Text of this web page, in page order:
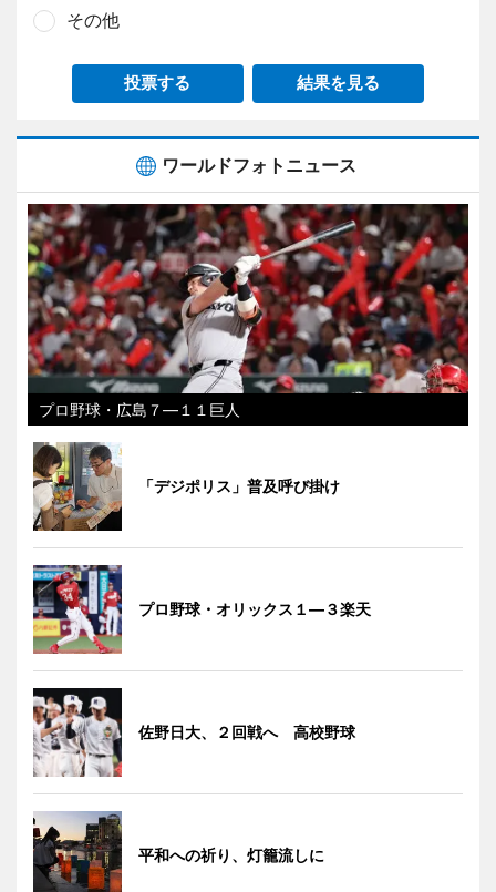
その他
投票する 結果を見る
ワールドフォトニュース
プロ野球・広島７―１１巨人
「デジポリス」普及呼び掛け
プロ野球・オリックス１―３楽天
佐野日大、２回戦へ 高校野球
平和への祈り、灯籠流しに